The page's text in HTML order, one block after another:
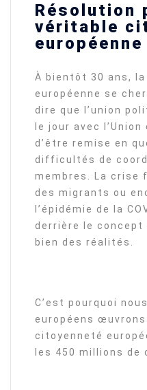
Résolution
véritable
européenne
À bientôt 30 ans,
européenne se
dire que l’union
le jour avec
d’être remise en
difficultés de
membres. La crise
des migrants ou
l’épidémie de la
derrière le concept
bien des réalités.
C’est pourquoi
européens
citoyenneté
les 450 millions de